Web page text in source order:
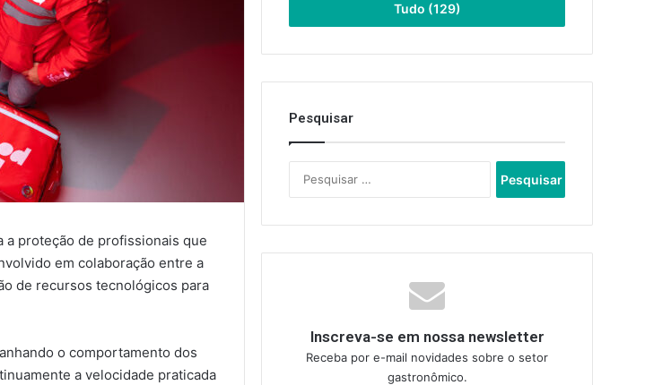
a proteção de profissionais que
em colaboração entre a
de recursos tecnológicos para
o comportamento dos
a velocidade praticada
Tudo (129)
Pesquisar
por:
Inscreva-se em nossa newsletter
Receba por e-mail novidades sobre o setor
gastronômico.